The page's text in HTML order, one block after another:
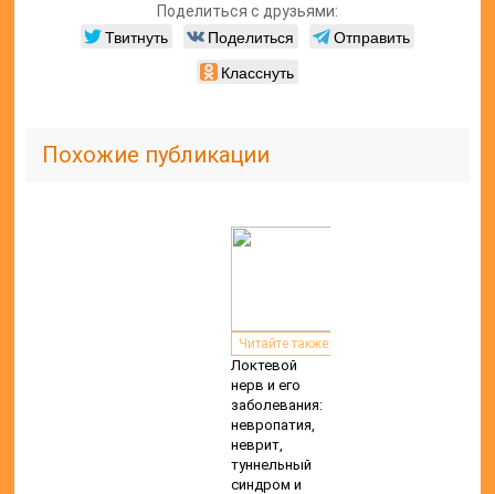
Поделиться с друзьями:
Твитнуть Поделиться
Отправить
Класснуть
Похожие публикации
Читайте также:
Локтевой
нерв и его
заболевания:
невропатия,
неврит,
туннельный
синдром и